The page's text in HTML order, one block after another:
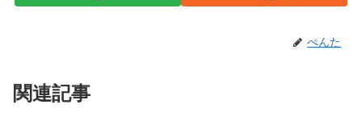
ぺんた
関連記事